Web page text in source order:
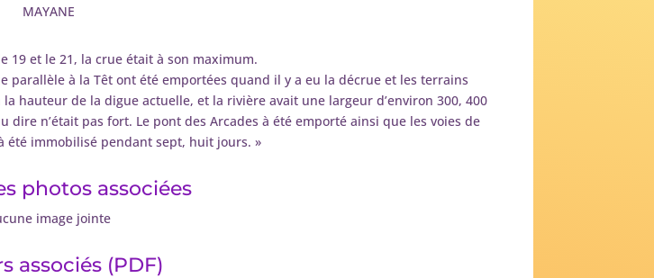
MAYANE
19 et le 21, la crue était à son maximum.
à la Têt ont été emportées quand il y a eu la décrue et les terrains
hauteur de la digue actuelle, et la rivière avait une largeur d’environ 300, 400
n’était pas fort. Le pont des Arcades à été emporté ainsi que les voies de
été immobilisé pendant sept, huit jours. »
photos associées
image jointe
associés (PDF)